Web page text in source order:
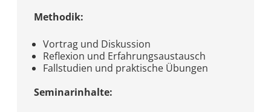
Methodik:
Vortrag und Diskussion
Reflexion und Erfahrungsaustausch
Fallstudien und praktische Übungen
Seminarinhalte: